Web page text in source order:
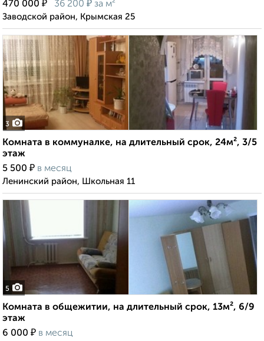
470 000 ₽ 36 200 ₽ за м²
Заводской район, Крымская 25
3
Комната в коммуналке, на длительный срок, 24м², 3/5
этаж
5 500 ₽ в месяц
Ленинский район, Школьная 11
5
Комната в общежитии, на длительный срок, 13м², 6/9
этаж
6 000 ₽ в месяц